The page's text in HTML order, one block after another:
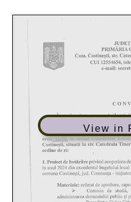
View in